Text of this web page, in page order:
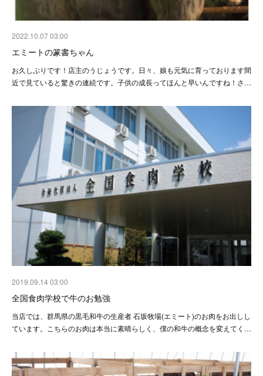
2022.10.07 03:00
エミートの篆書ちゃん
お久しぶりです！店主のうじょうです。日々、娘も元気に育っております間
近で見ていると驚きの連続です。子供の成長ってほんと早いんですね！さ…
2019.09.14 03:00
全国食肉学校で牛のお勉強
当店では、群馬県の黒毛和牛の生産者 石坂牧場(エミート)のお肉をお出しし
ています。こちらのお肉は本当に素晴らしく、僕の和牛の概念を変えてく…